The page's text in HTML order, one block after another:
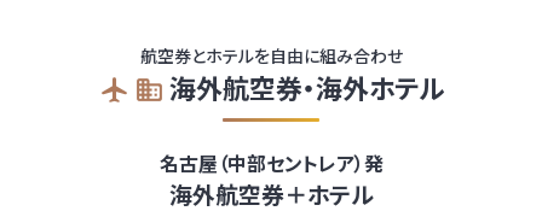
海外航空券・海外ホテル
航空券とホテルを自由に組み合わせ
名古屋（中部セントレア）発
海外航空券＋ホテル